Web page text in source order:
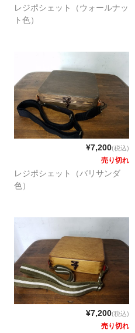
レジポシェット（ウォールナッ
ト色）
¥7,200(税込)
売り切れ
レジポシェット（バリサンダ
色）
¥7,200(税込)
売り切れ